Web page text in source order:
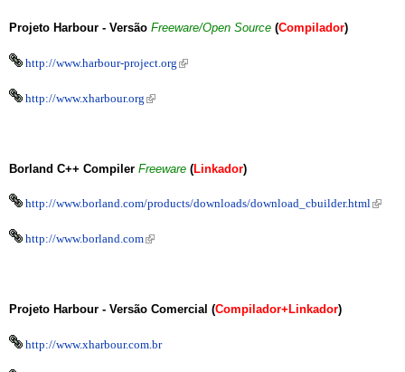
Projeto Harbour - Versão Freeware/Open Source (Compilador)
http://www.harbour-project.org (link is external)
http://www.xharbour.org (link is external)
Borland C++ Compiler Freeware (Linkador)
http://www.borland.com/products/downloads/download_cbuilder.html(link is
http://www.borland.com(link is external)
Projeto Harbour - Versão Comercial (Compilador+Linkador)
http://www.xharbour.com.br